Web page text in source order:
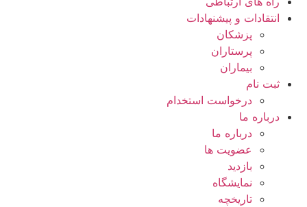
انتقادات و پيشنهادات
پزشكان
پرستاران
بيماران
ثبت نام
درخواست استخدام
درباره ما
درباره ما
عضویت ها
بازدید
نمایشگاه
تاريخچه